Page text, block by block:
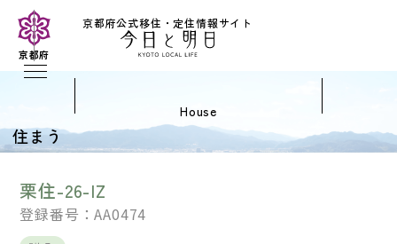
京都府公式移住・定住情報サイト
京都府
house
住まう
栗住-26-IZ
登録番号：AA0474